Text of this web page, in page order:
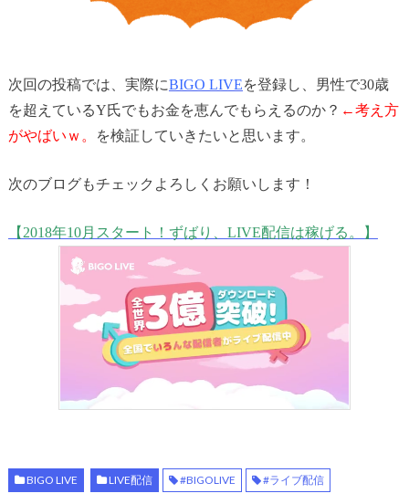
次回の投稿では、実際にBIGO LIVEを登録し、男性で30歳
を超えているY氏でもお金を恵んでもらえるのか？ ←考え方
がやばいｗ。
を検証していきたいと思います。
次のブログもチェックよろしくお願いします！
【2018年10月スタート！ずばり、LIVE配信は稼げる。】
BIGO LIVE LIVE配信 #BIGOLIVE #ライブ配信